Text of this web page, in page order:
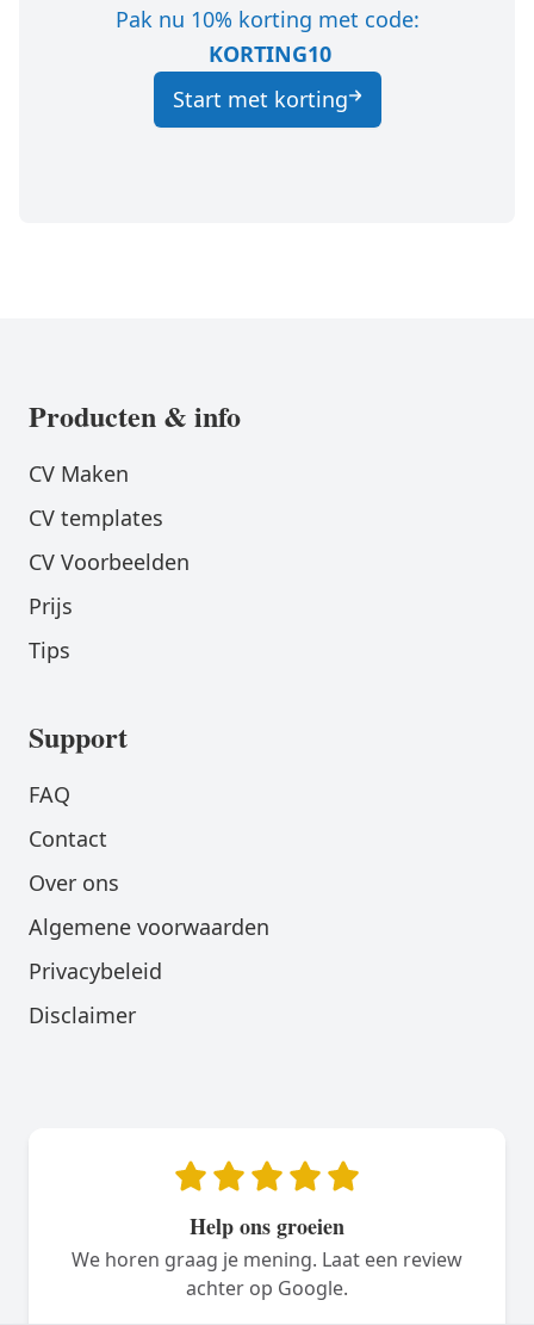
Pak nu 10% korting met code:
KORTING10
Start met korting
Producten & info
CV Maken
CV templates
CV Voorbeelden
Prijs
Tips
Support
FAQ
Contact
Over ons
Algemene voorwaarden
Privacybeleid
Disclaimer
Help ons groeien
We horen graag je mening. Laat een review
achter op Google.